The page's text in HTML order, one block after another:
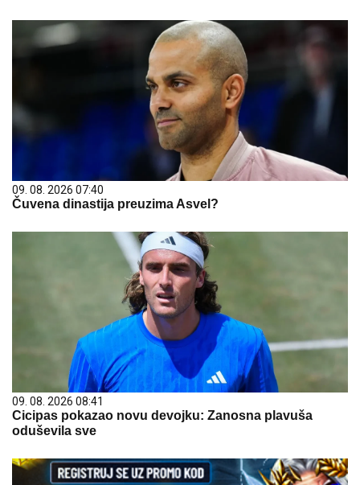
09. 08. 2026 07:40
Čuvena dinastija preuzima Asvel?
09. 08. 2026 08:41
Cicipas pokazao novu devojku: Zanosna plavuša
oduševila sve